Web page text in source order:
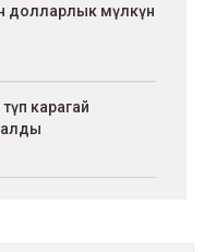
долларлык мүлкүн
карагай